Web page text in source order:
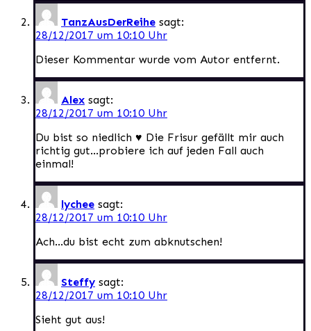
TanzAusDerReihe sagt:
28/12/2017 um 10:10 Uhr
Dieser Kommentar wurde vom Autor entfernt.
Alex sagt:
28/12/2017 um 10:10 Uhr
Du bist so niedlich ♥ Die Frisur gefällt mir auch
richtig gut…probiere ich auf jeden Fall auch
einmal!
lychee sagt:
28/12/2017 um 10:10 Uhr
Ach…du bist echt zum abknutschen!
Steffy sagt:
28/12/2017 um 10:10 Uhr
Sieht gut aus!